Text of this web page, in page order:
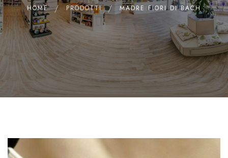
Contatti
HOME PRODOTTI MADRE FIORI DI BACH